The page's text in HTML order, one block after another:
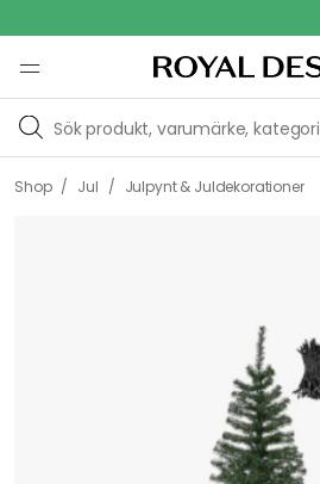
Shop / Jul / Julpynt & Juldekorationer